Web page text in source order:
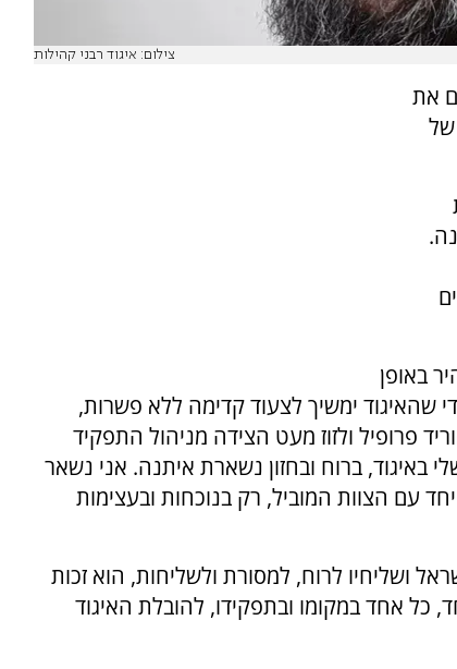
צילום: איגוד רבני קהילות
את
של
באופן
שהאיגוד ימשיך לצעוד קדימה ללא פשרות,
פרופיל ולזוז מעט הצידה מניהול התפקיד
באיגוד, ברוח ובחזון נשארת איתנה. אני נשאר
עם הצוות המוביל, רק בנוכחות ובעצימות
ושליחיו לרוח, למסורת ולשליחות, הוא זכות
כל אחד במקומו ובתפקידו, להובלת האיגוד